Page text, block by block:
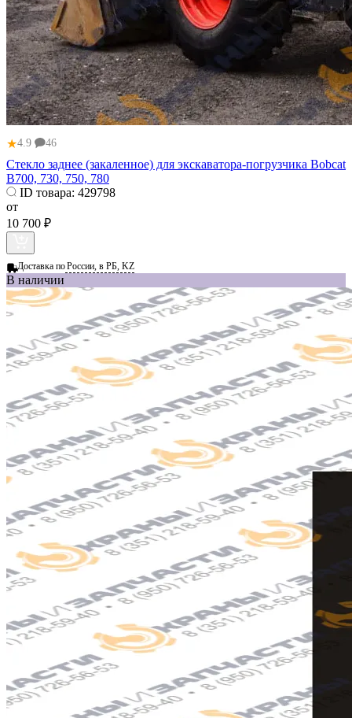
★4.9 46
Стекло заднее (закаленное) для экскаватора-погрузчика Bobcat
B700, 730, 750, 780
ID товара: 429798
от
10 700 ₽
Доставка поРоссии, в РБ, KZ
В наличии